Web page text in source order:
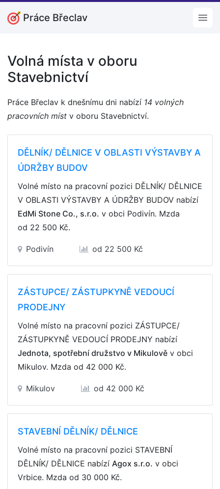
Práce Břeclav
Volná místa v oboru
Stavebnictví
Práce Břeclav k dnešnímu dni nabízí 14 volných
pracovních míst v oboru Stavebnictví.
DĚLNÍK/ DĚLNICE V OBLASTI VÝSTAVBY A
ÚDRŽBY BUDOV
Volné místo na pracovní pozici DĚLNÍK/ DĚLNICE
V OBLASTI VÝSTAVBY A ÚDRŽBY BUDOV nabízí
EdMi Stone Co., s.r.o. v obci Podivín. Mzda
od 22 500 Kč.
Podivín od 22 500 Kč
ZÁSTUPCE/ ZÁSTUPKYNĚ VEDOUCÍ
PRODEJNY
Volné místo na pracovní pozici ZÁSTUPCE/
ZÁSTUPKYNĚ VEDOUCÍ PRODEJNY nabízí
Jednota, spotřební družstvo v Mikulově v obci
Mikulov. Mzda od 42 000 Kč.
Mikulov od 42 000 Kč
STAVEBNÍ DĚLNÍK/ DĚLNICE
Volné místo na pracovní pozici STAVEBNÍ
DĚLNÍK/ DĚLNICE nabízí Agox s.r.o. v obci
Vrbice. Mzda od 30 000 Kč.